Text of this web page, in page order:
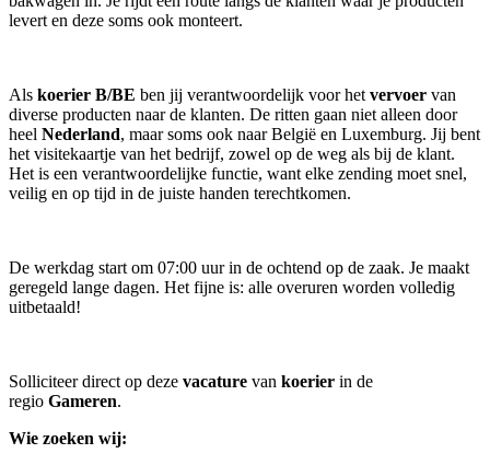
levert en deze soms ook monteert.
Als koerier B/BE ben jij verantwoordelijk voor het vervoer van
diverse producten naar de klanten. De ritten gaan niet alleen door
heel Nederland, maar soms ook naar België en Luxemburg. Jij bent
het visitekaartje van het bedrijf, zowel op de weg als bij de klant.
Het is een verantwoordelijke functie, want elke zending moet snel,
veilig en op tijd in de juiste handen terechtkomen.
De werkdag start om 07:00 uur in de ochtend op de zaak. Je maakt
geregeld lange dagen. Het fijne is: alle overuren worden volledig
uitbetaald!
Solliciteer direct op deze vacature van koerier in de
regio Gameren.
Wie zoeken wij: